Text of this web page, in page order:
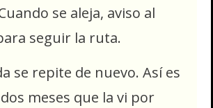
se aleja, aviso al
seguir la ruta.
se repite de nuevo. Así es
meses que la vi por